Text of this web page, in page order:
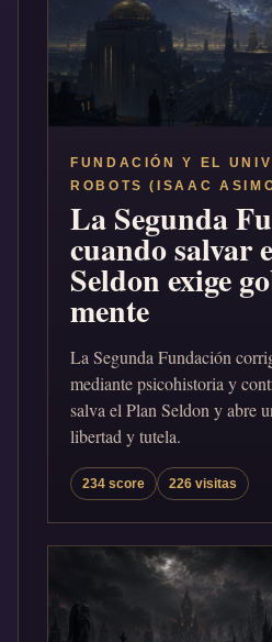
FUNDACIÓN Y EL
ROBOTS (ISAAC
La Segunda
cuando salvar
Seldon exige
mente
La Segunda Fundación
mediante psicohistoria y
salva el Plan Seldon y abre
libertad y tutela.
234 score 226 visitas